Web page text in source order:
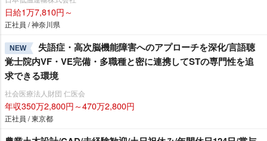
日給1万7,810円～
正社員 / 神奈川県
NEW
失語症・高次脳機能障害へのアプローチを深化/言語聴
覚士院内VF・VE完備・多職種と密に連携してSTの専門性を追
求できる環境
社会医療法人財団 仁医会
年収350万2,800円～470万2,800円
正社員 / 東京都